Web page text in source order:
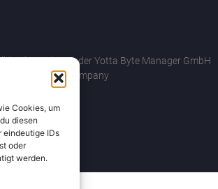
Cookies, um
diesen
eindeutige IDs
oder
werden.
gehören der Yotta Byte Manager GmbH
ByronBricks Company